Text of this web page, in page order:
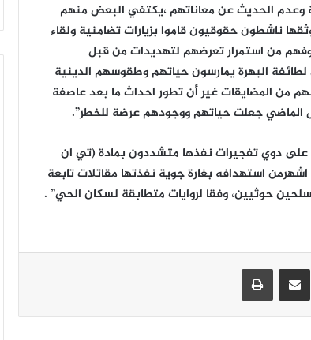
وعدم الحديث عن معاناتهم ،يكتفي البعض منهم
ناشطون حقوقيون قاموا بزيارات تضامنية ولقاء
من استمرار تعرضهم لتهديدات من قبل
لطائفة البهرة يمارسون حياتهم وطقوسهم الدينية
من المضايقات غير أن تطور احداث ما بعد عاصفة
جعلت حياتهم ووجودهم عرضة للخطر”.
إلى أن “سكان المدينة أفاقوا أواخر العام الماضي 2015م على دوي تفجيرات نفذها متشددون بمادة (تي ان
استهدافه بغارة جوية نفذتها مقاتلات تابعة
حوثيين، وفقا لروايات متطابقة لسكان الحي” .
مشاركة عبر البريد طباعة